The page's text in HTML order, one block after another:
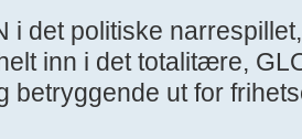
i det politiske
inn i det totalitære,
betryggende ut for